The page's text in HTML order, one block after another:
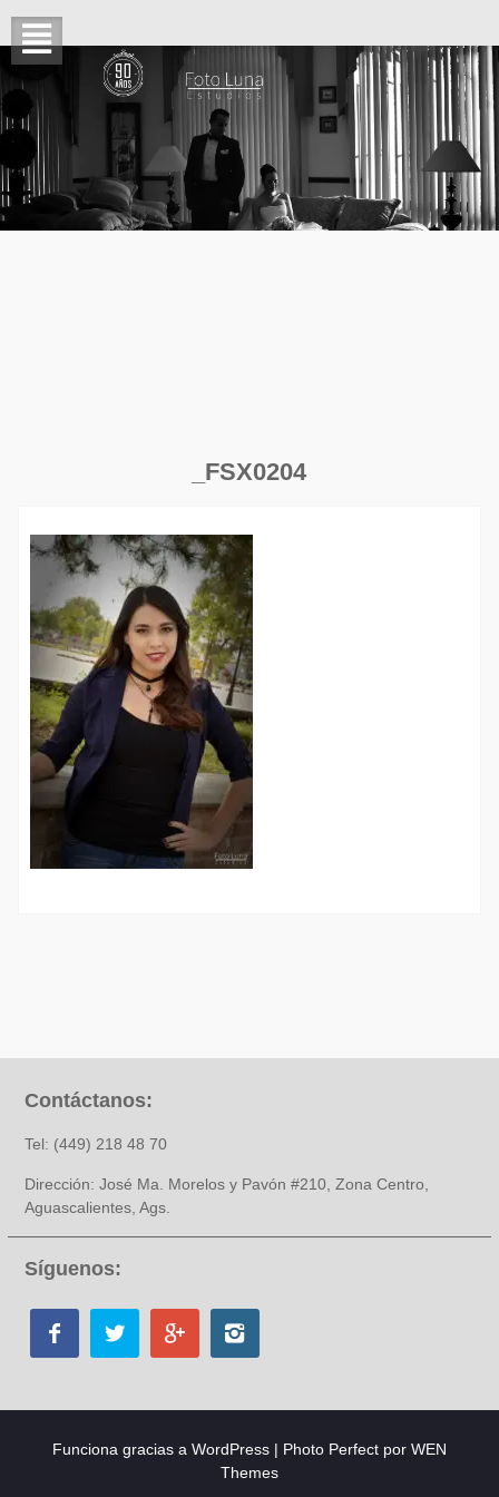
_FSX0204
Contáctanos:
Tel: (449) 218 48 70
Dirección: José Ma. Morelos y Pavón #210, Zona Centro,
Aguascalientes, Ags.
Síguenos:
Funciona gracias a WordPress | Photo Perfect por WEN
Themes